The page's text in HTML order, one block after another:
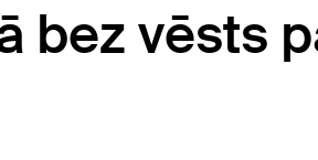
bez vēsts